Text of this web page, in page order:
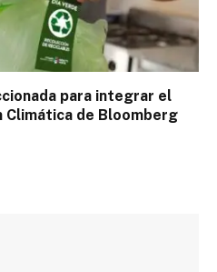
para integrar el
Climática de Bloomberg